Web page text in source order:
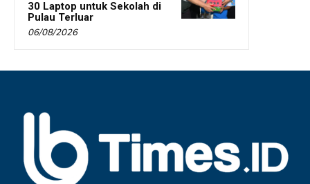
30 Laptop untuk Sekolah di
Pulau Terluar
06/08/2026